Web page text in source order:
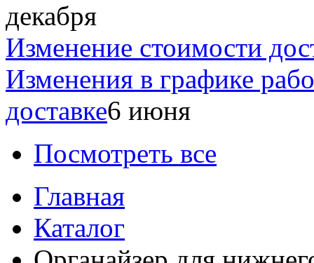
декабря
Изменение стоимости
Изменения в графике
доставке6 июня
Посмотреть все
Главная
Каталог